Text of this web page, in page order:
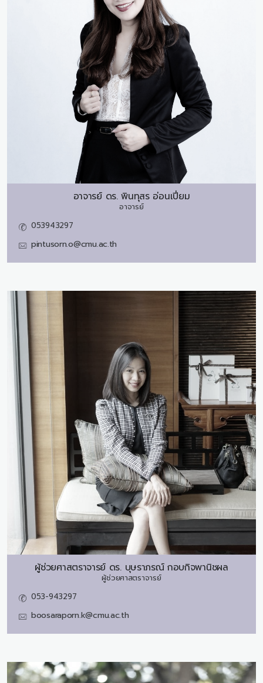
อาจารย์ ดร. พินทุสร อ่อนเปี่ยม
อาจารย์
053943297
pintusorn.o@cmu.ac.th
ผู้ช่วยศาสตราจารย์ ดร. บุษราภรณ์ กอบกิจพานิชผล
ผู้ช่วยศาสตราจารย์
053-943297
boosaraporn.k@cmu.ac.th